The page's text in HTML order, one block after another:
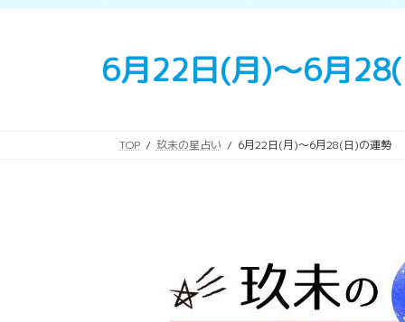
6月22日(月)～6月
TOP 玖未の星占い 6月22日(月)～6月28(日)の運勢